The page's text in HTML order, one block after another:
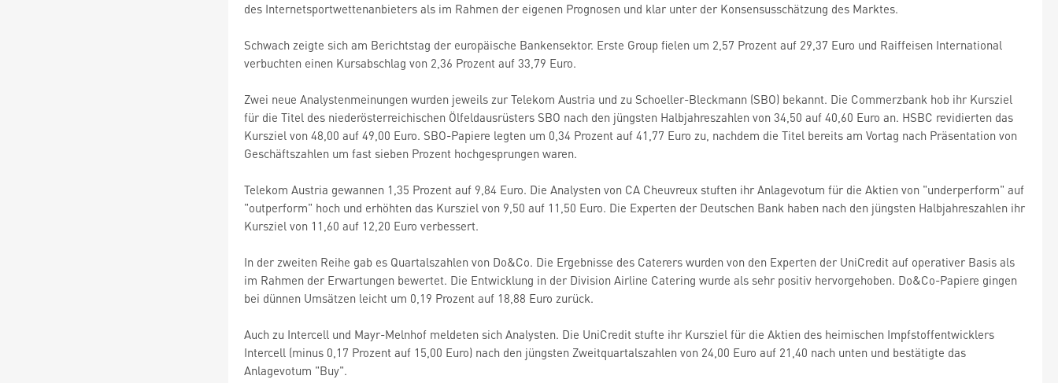
des Internetsportwettenanbieters als im Rahmen der eigenen Prognosen und klar unter der Konsensusschätzung des Marktes.
Schwach zeigte sich am Berichtstag der europäische Bankensektor. Erste Group fielen um 2,57 Prozent auf 29,37 Euro und Raiffeisen International
verbuchten einen Kursabschlag von 2,36 Prozent auf 33,79 Euro.
Zwei neue Analystenmeinungen wurden jeweils zur Telekom Austria und zu Schoeller-Bleckmann (SBO) bekannt. Die Commerzbank hob ihr Kursziel
für die Titel des niederösterreichischen Ölfeldausrüsters SBO nach den jüngsten Halbjahreszahlen von 34,50 auf 40,60 Euro an. HSBC revidierten das
Kursziel von 48,00 auf 49,00 Euro. SBO-Papiere legten um 0,34 Prozent auf 41,77 Euro zu, nachdem die Titel bereits am Vortag nach Präsentation von
Geschäftszahlen um fast sieben Prozent hochgesprungen waren.
Telekom Austria gewannen 1,35 Prozent auf 9,84 Euro. Die Analysten von CA Cheuvreux stuften ihr Anlagevotum für die Aktien von "underperform" auf
"outperform" hoch und erhöhten das Kursziel von 9,50 auf 11,50 Euro. Die Experten der Deutschen Bank haben nach den jüngsten Halbjahreszahlen ihr
Kursziel von 11,60 auf 12,20 Euro verbessert.
In der zweiten Reihe gab es Quartalszahlen von Do&Co. Die Ergebnisse des Caterers wurden von den Experten der UniCredit auf operativer Basis als
im Rahmen der Erwartungen bewertet. Die Entwicklung in der Division Airline Catering wurde als sehr positiv hervorgehoben. Do&Co-Papiere gingen
bei dünnen Umsätzen leicht um 0,19 Prozent auf 18,88 Euro zurück.
Auch zu Intercell und Mayr-Melnhof meldeten sich Analysten. Die UniCredit stufte ihr Kursziel für die Aktien des heimischen Impfstoffentwicklers
Intercell (minus 0,17 Prozent auf 15,00 Euro) nach den jüngsten Zweitquartalszahlen von 24,00 Euro auf 21,40 nach unten und bestätigte das
Anlagevotum "Buy".